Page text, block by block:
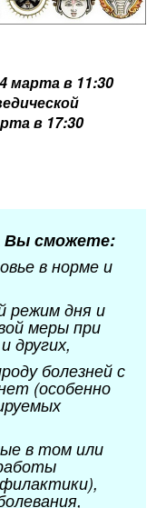
марта в 11:30
в 17:30
Вы сможете:
в норме и
режим дня и
меры при
других,
болезней с
(особенно
в том или